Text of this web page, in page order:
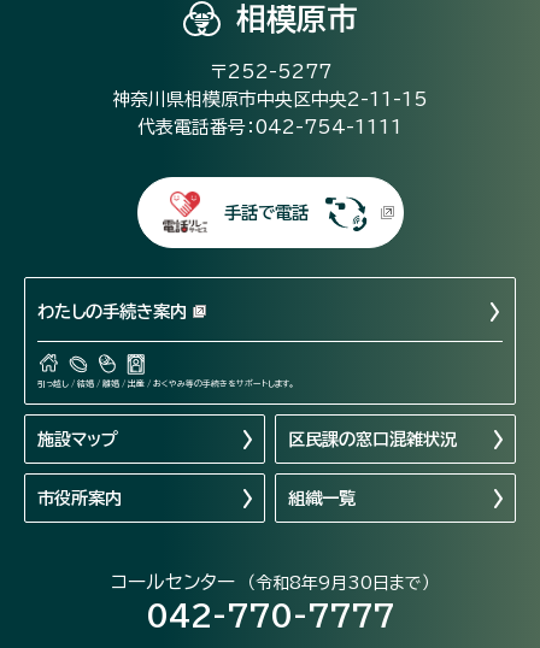
相模原市
〒252-5277
神奈川県相模原市中央区中央2-11-15
代表電話番号：042-754-1111
手話で電話
わたしの手続き案内
引っ越し / 結婚 / 離婚 / 出産 / おくやみ等の手続きをサポートします。
施設マップ 区民課の窓口混雑状況
市役所案内 組織一覧
コールセンター （令和8年9月30日まで）
042-770-7777